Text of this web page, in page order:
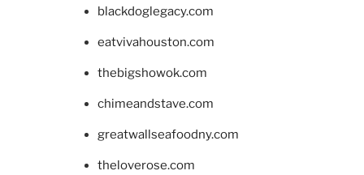
blackdoglegacy.com
eatvivahouston.com
thebigshowok.com
chimeandstave.com
greatwallseafoodny.com
theloverose.com